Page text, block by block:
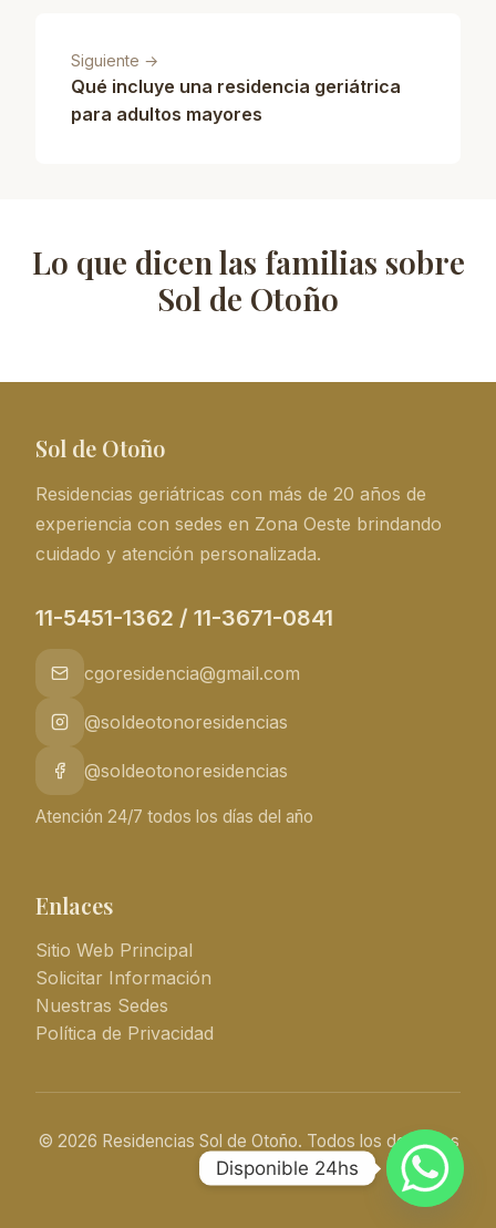
Siguiente →
Qué incluye una residencia geriátrica
para adultos mayores
Lo que dicen las familias sobre
Sol de Otoño
Sol de Otoño
Residencias geriátricas con más de 20 años de
experiencia con sedes en Zona Oeste brindando
cuidado y atención personalizada.
11-5451-1362 / 11-3671-0841
cgoresidencia@gmail.com
@soldeotonoresidencias
@soldeotonoresidencias
Atención 24/7 todos los días del año
Enlaces
Sitio Web Principal
Solicitar Información
Nuestras Sedes
Política de Privacidad
© 2026 Residencias Sol de Otoño. Todos los derechos
reservados.
Disponible 24hs